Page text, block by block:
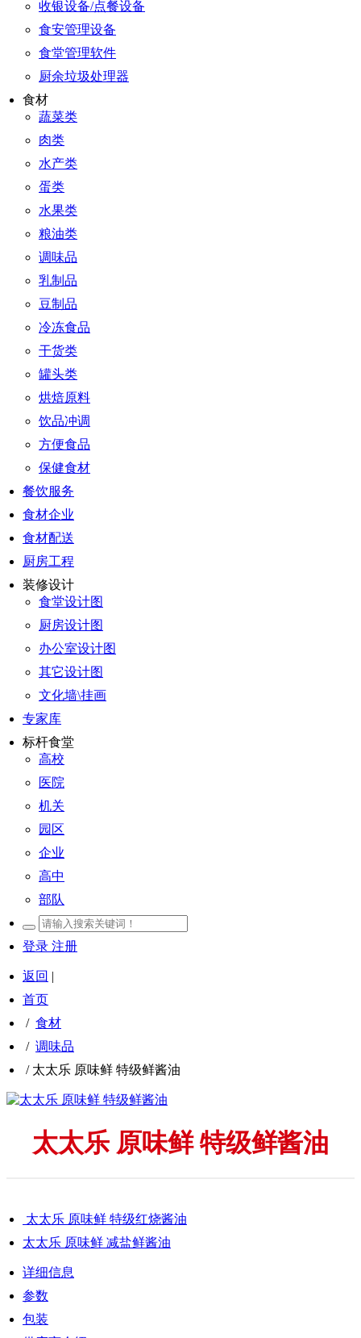
收银设备/点餐设备
食安管理设备
食堂管理软件
厨余垃圾处理器
食材
蔬菜类
肉类
水产类
蛋类
水果类
粮油类
调味品
乳制品
豆制品
冷冻食品
干货类
罐头类
烘焙原料
饮品冲调
方便食品
保健食材
餐饮服务
食材企业
食材配送
厨房工程
装修设计
食堂设计图
厨房设计图
办公室设计图
其它设计图
文化墙\挂画
专家库
标杆食堂
高校
医院
机关
园区
企业
高中
部队
登录 注册
返回 |
首页
/ 食材
/ 调味品
/ 太太乐 原味鲜 特级鲜酱油
太太乐 原味鲜 特级鲜酱油
太太乐 原味鲜 特级红烧酱油
太太乐 原味鲜 减盐鲜酱油
详细信息
参数
包装